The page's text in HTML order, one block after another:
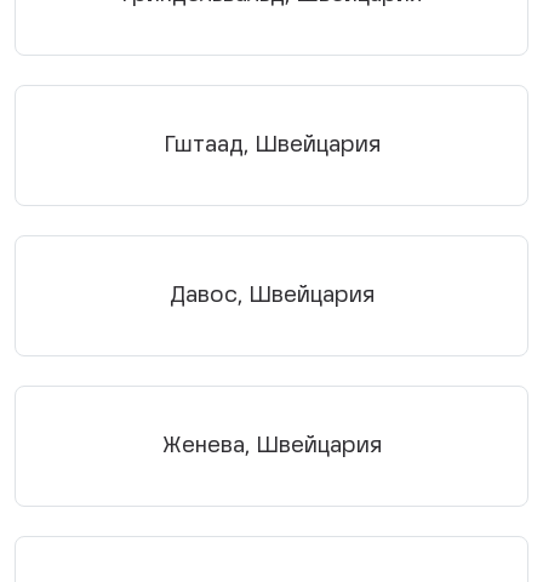
Гштаад, Швейцария
Давос, Швейцария
Женева, Швейцария